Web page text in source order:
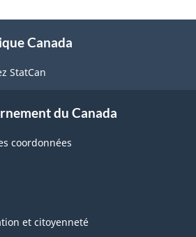
Canada
StatCan
du Canada
coordonnées
et citoyenneté